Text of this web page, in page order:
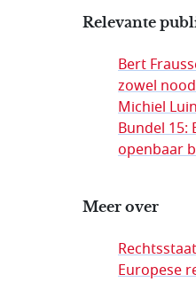
Relevante
Bert
zowel
Michiel
Bundel 15:
openbaar
Meer over
Rechtsstaat
Europese